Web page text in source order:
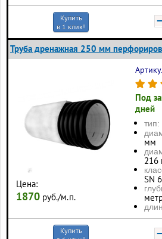
Купить
в 1 клик!
−
Труба дренажная 250 мм
Цена:
1870 руб./м.п.
Под
дней
тип:
мм
216
SN 6
Купить
−